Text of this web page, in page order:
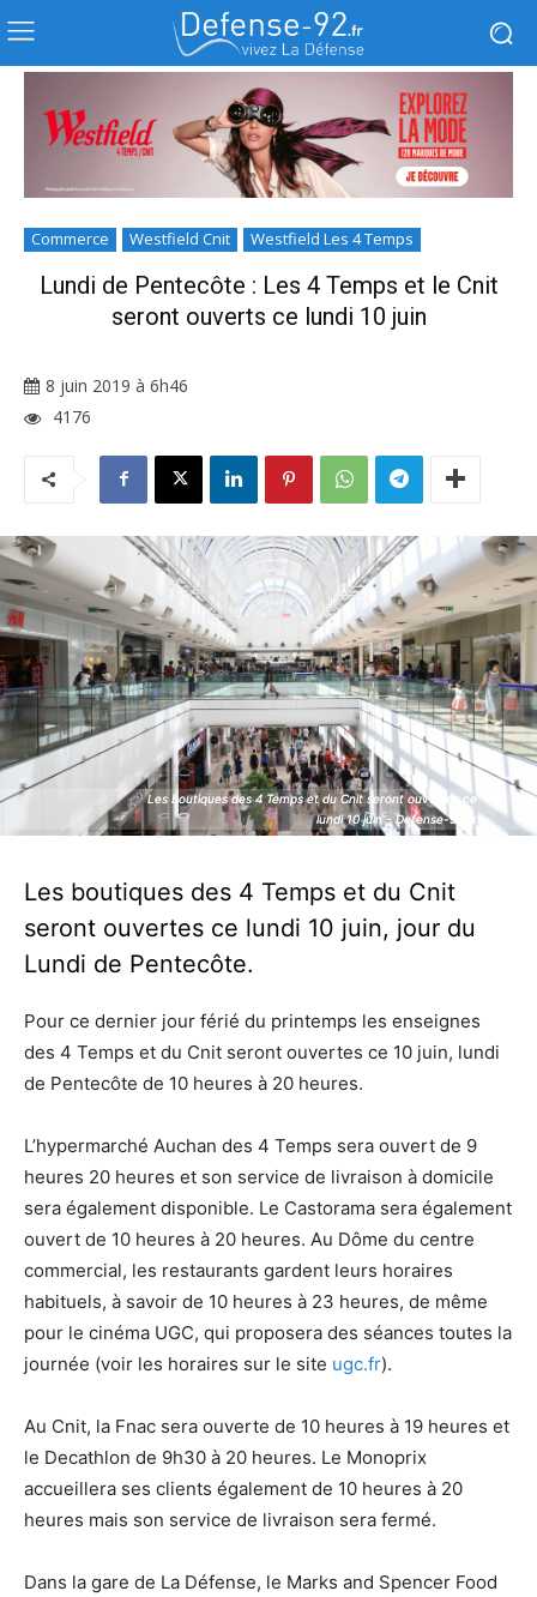
Commerce Westfield Cnit Westfield Les 4 Temps
Lundi de Pentecôte : Les 4 Temps et le Cnit
seront ouverts ce lundi 10 juin
8 juin 2019 à 6h46
4176
Les boutiques des 4 Temps et du Cnit seront ouvertes ce
lundi 10 juin - Defense-92.fr
Les boutiques des 4 Temps et du Cnit seront ouvertes ce
lundi 10 juin - Defense-92.fr
Les boutiques des 4 Temps et du Cnit
seront ouvertes ce lundi 10 juin, jour du
Lundi de Pentecôte.
Pour ce dernier jour férié du printemps les enseignes
des 4 Temps et du Cnit seront ouvertes ce 10 juin, lundi
de Pentecôte de 10 heures à 20 heures.
L’hypermarché Auchan des 4 Temps sera ouvert de 9
heures 20 heures et son service de livraison à domicile
sera également disponible. Le Castorama sera également
ouvert de 10 heures à 20 heures. Au Dôme du centre
commercial, les restaurants gardent leurs horaires
habituels, à savoir de 10 heures à 23 heures, de même
pour le cinéma UGC, qui proposera des séances toutes la
journée (voir les horaires sur le site ugc.fr).
Au Cnit, la Fnac sera ouverte de 10 heures à 19 heures et
le Decathlon de 9h30 à 20 heures. Le Monoprix
accueillera ses clients également de 10 heures à 20
heures mais son service de livraison sera fermé.
Dans la gare de La Défense, le Marks and Spencer Food